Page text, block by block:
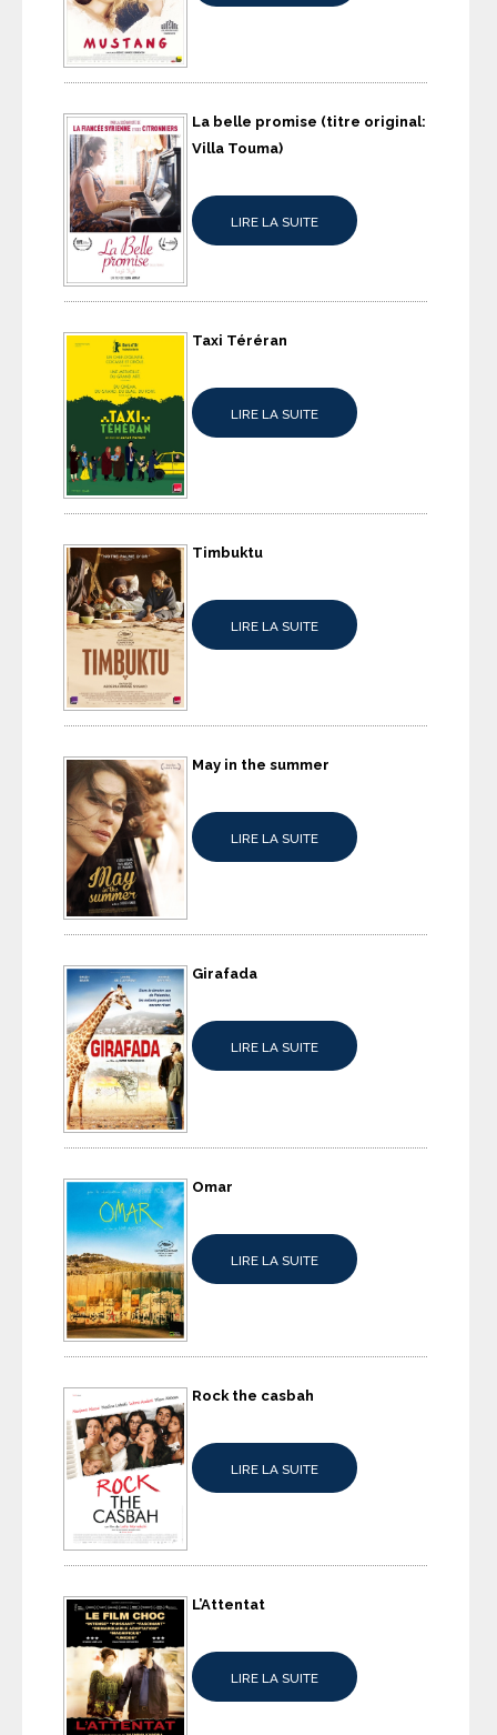
La belle promise (titre original:
Villa Touma)
LIRE LA SUITE
Taxi Téréran
LIRE LA SUITE
Timbuktu
LIRE LA SUITE
May in the summer
LIRE LA SUITE
Girafada
LIRE LA SUITE
Omar
LIRE LA SUITE
Rock the casbah
LIRE LA SUITE
L’Attentat
LIRE LA SUITE